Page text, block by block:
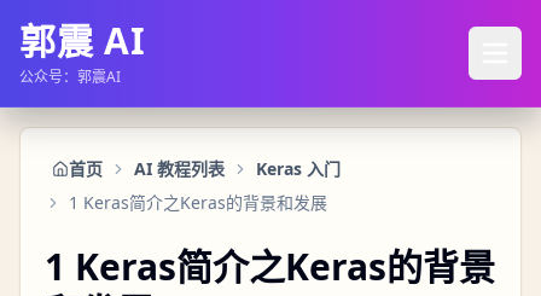
郭震 AI
公众号：郭震AI
首页 AI 教程列表
Keras 入门
1 Keras简介之Keras的背景和发展
1 Keras简介之Keras的背景